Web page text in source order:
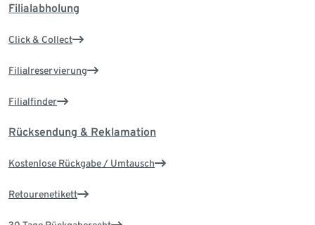
Filialabholung
Click & Collect
Filialreservierung
Filialfinder
Rücksendung & Reklamation
Kostenlose Rückgabe / Umtausch
Retourenetikett